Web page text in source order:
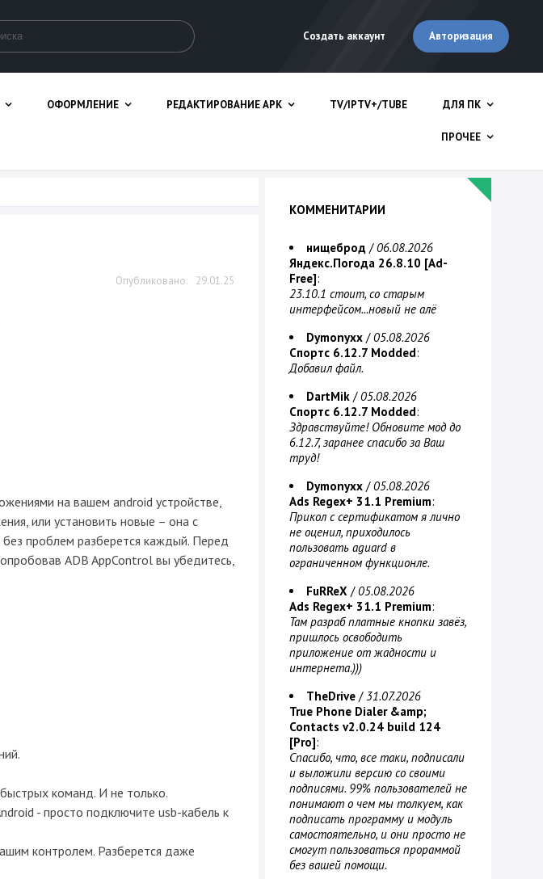
Создать аккаунт Авторизация
ОФОРМЛЕНИЕ РЕДАКТИРОВАНИЕ APK TV/IPTV+/TUBE ДЛЯ ПК
ПРОЧЕЕ
29.01.25
на вашем android устройстве,
или установить новые – она с
проблем разберется каждый. Перед
ADB AppControl вы убедитесь,
команд. И не только.
- просто подключите usb-кабель к
контролем. Разберется даже
КОММЕНИТАРИИ
нищеброд /06.08.2026
Яндекс.Погода 26.8.10 [Ad-
Free]:
23.10.1 стоит, со старым
интерфейсом...новый не алё
Dymonyxx /05.08.2026
Спортс 6.12.7 Modded:
Добавил файл.
DartMik /05.08.2026
Спортс 6.12.7 Modded:
Здравствуйте! Обновите мод до
6.12.7, заранее спасибо за Ваш
труд!
Dymonyxx /05.08.2026
Ads Regex+ 31.1 Premium:
Прикол с сертификатом я лично
не оценил, приходилось
пользовать aguard в
ограниченном функционле.
FuRReX /05.08.2026
Ads Regex+ 31.1 Premium:
Там разраб платные кнопки завёз,
пришлось освободить
приложение от жадности и
интернета.)))
TheDrive /31.07.2026
True Phone Dialer &amp;
Contacts v2.0.24 build 124
[Pro]:
Спасибо, что, все таки, подписали
и выложили версию со своими
подписями. 99% пользователей не
понимают о чем мы толкуем, как
подписать программу и модуль
самостоятельно, и они просто не
смогут пользоваться прораммой
без вашей помощи.